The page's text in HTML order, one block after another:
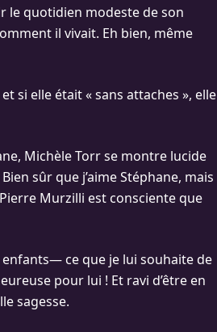
le quotidien modeste de son
il vivait. Eh bien, même
si elle était « sans attaches », elle
Michèle Torr se montre lucide
sûr que j’aime Stéphane, mais
Pierre Murzilli est consciente que
enfants— ce que je lui souhaite de
pour lui ! Et ravi d’être en
sagesse.